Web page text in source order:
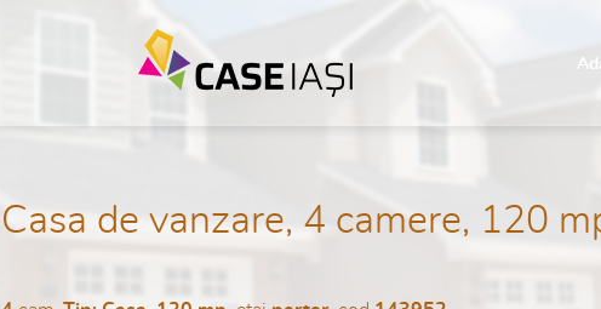
Casa de vanzare, 4 camere, 120